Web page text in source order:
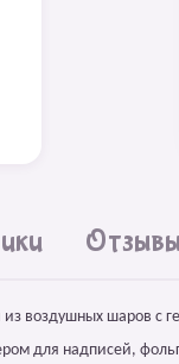
воздушных шаров с
для надписей,